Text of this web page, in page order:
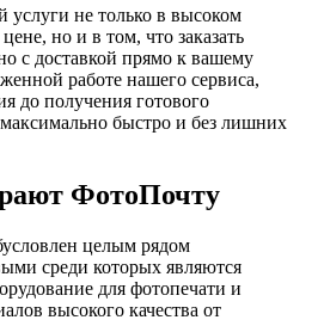
не только в высоком
но и в том, что заказать
с доставкой прямо к вашему
работе нашего сервиса,
до получения готового
быстро и без лишних
ФотоПочту
целым рядом
среди которых являются
для фотопечати и
высокого качества от